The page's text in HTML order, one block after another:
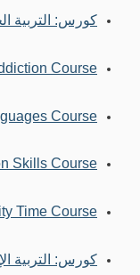
كورس: التربية
Course
Course
Skills Course
Time Course
كورس: التربية